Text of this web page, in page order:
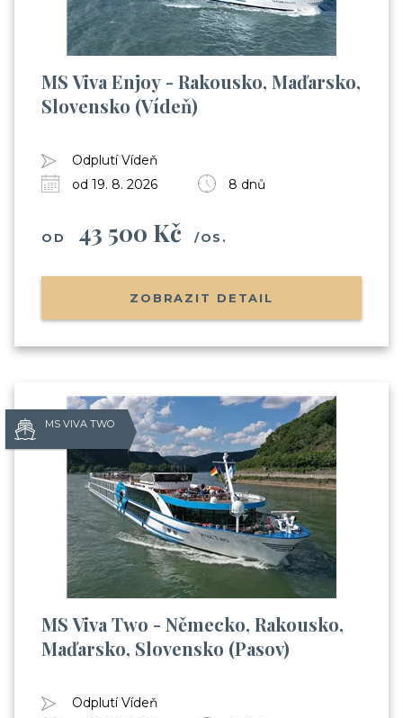
MS Viva Enjoy - Rakousko, Maďarsko,
Slovensko (Vídeň)
Odplutí Vídeň
od 19. 8. 2026
8 dnů
OD 43 500 Kč /OS.
ZOBRAZIT DETAIL
MS VIVA TWO
MS Viva Two - Německo, Rakousko,
Maďarsko, Slovensko (Pasov)
Odplutí Vídeň